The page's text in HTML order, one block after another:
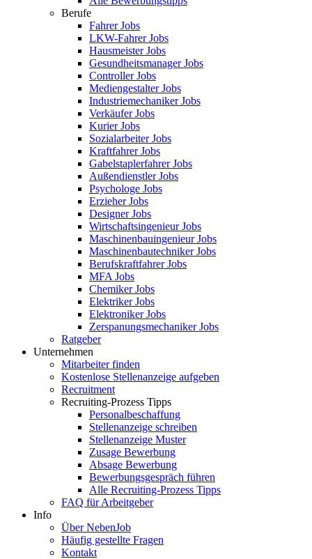
Berufe
Fahrer Jobs
LKW-Fahrer Jobs
Hausmeister Jobs
Gesundheitsmanager Jobs
Controller Jobs
Mediengestalter Jobs
Industriemechaniker Jobs
Verkäufer Jobs
Kurier Jobs
Sozialarbeiter Jobs
Kraftfahrer Jobs
Gabelstaplerfahrer Jobs
Außendienstler Jobs
Psychologe Jobs
Erzieher Jobs
Designer Jobs
Wirtschaftsingenieur Jobs
Maschinenbauingenieur Jobs
Maschinenbautechniker Jobs
Berufskraftfahrer Jobs
MFA Jobs
Chemiker Jobs
Elektriker Jobs
Elektroniker Jobs
Zerspanungsmechaniker Jobs
Ratgeber
Unternehmen
Mitarbeiter finden
Kostenlose Stellenanzeige aufgeben
Recruitment
Recruiting-Prozess Tipps
Personalbeschaffung
Stellenanzeige schreiben
Stellenanzeige Muster
Zusage Bewerbung
Absage Bewerbung
Bewerbungsgespräch führen
Alle Recruiting-Prozess Tipps
FAQ für Arbeitgeber
Info
Über NebenJob
Häufig gestellte Fragen
Kontakt